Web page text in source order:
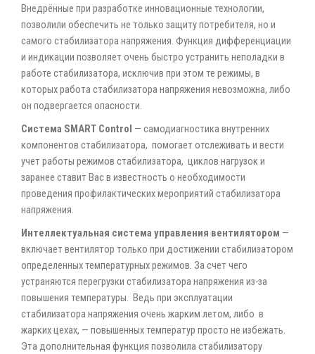
Внедрённые при разработке инновационные технологии,
позволили обеспечить не только защиту потребителя, но и
самого стабилизатора напряжения. Функция дифференциации
и индикации позволяет очень быстро устранить неполадки в
работе стабилизатора, исключив при этом те режимы, в
которых работа стабилизатора напряжения невозможна, либо
он подвергается опасности.
Система SMART Control — самодиагностика внутренних
компонентов стабилизатора, помогает отслеживать и вести
учет работы режимов стабилизатора, циклов нагрузок и
заранее ставит Вас в известность о необходимости
проведения профилактических мероприятий стабилизатора
напряжения.
Интеллектуальная система управления вентилятором —
включает вентилятор только при достижении стабилизатором
определенных температурных режимов. За счет чего
устраняются перегрузки стабилизатора напряжения из-за
повышения температуры. Ведь при эксплуатации
стабилизатора напряжения очень жарким летом, либо в
жарких цехах, — повышенных температур просто не избежать.
Эта дополнительная функция позволила стабилизатору